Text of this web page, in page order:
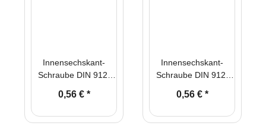
Innensechskant-
Schraube DIN 912/
190 mm
0,56 € *
Innensechskant-
Schraube DIN 912/
200 mm
0,56 € *